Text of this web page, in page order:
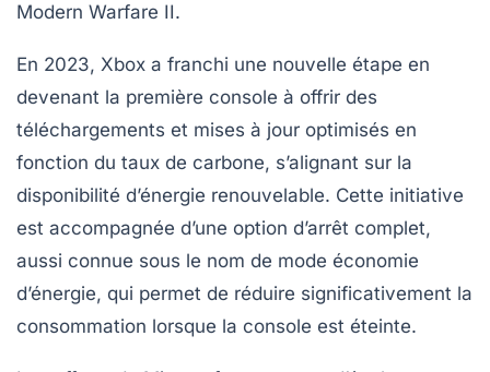
Modern Warfare II.
En 2023, Xbox a franchi une nouvelle étape en
devenant la première console à offrir des
téléchargements et mises à jour optimisés en
fonction du taux de carbone, s’alignant sur la
disponibilité d’énergie renouvelable. Cette initiative
est accompagnée d’une option d’arrêt complet,
aussi connue sous le nom de mode économie
d’énergie, qui permet de réduire significativement la
consommation lorsque la console est éteinte.